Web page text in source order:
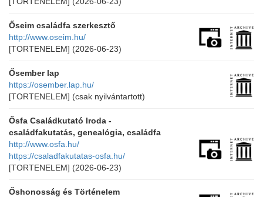
Őseim családfa szerkesztő
http://www.oseim.hu/
[TORTENELEM] (2026-06-23)
Ősember lap
https://osember.lap.hu/
[TORTENELEM] (csak nyilvántartott)
Ősfa Családkutató Iroda -
családfakutatás, genealógia, családfa
http://www.osfa.hu/
https://csaladfakutatas-osfa.hu/
[TORTENELEM] (2026-06-23)
Őshonosság és Történelem